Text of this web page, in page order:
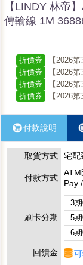
【LINDY 林帝
傳輸線 1M
折價券
【2026
折價券
【2026
折價券
【2026
折價券
【2026
付款說明
取貨方式 宅配
付款方式
Pay
刷卡分期
3
5
6
回饋金